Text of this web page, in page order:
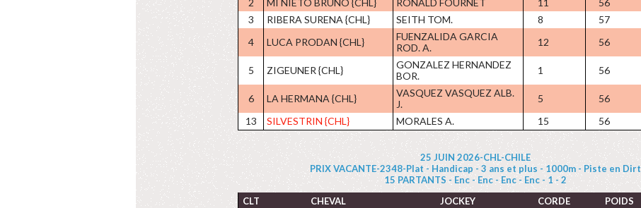
2
MI NIETO BRUNO {CHL} RONALD FOURNET 11 56
3
RIBERA SURENA {CHL} SEITH TOM. 8 57
4
LUCA PRODAN {CHL}
FUENZALIDA GARCIA
ROD. A.
12 56
5 ZIGEUNER {CHL}
GONZALEZ HERNANDEZ
BOR.
1 56
6 LA HERMANA {CHL}
VASQUEZ VASQUEZ ALB.
J.
5 56
13
SILVESTRIN {CHL} MORALES A. 15 56
25 JUIN 2026-CHL-CHILE
PRIX VACANTE-2348-Plat - Handicap - 3 ans et plus - 1000m - Piste en Dirt
15 PARTANTS - Enc - Enc - Enc - Enc - 1 - 2
CLT
CHEVAL JOCKEY CORDE POIDS